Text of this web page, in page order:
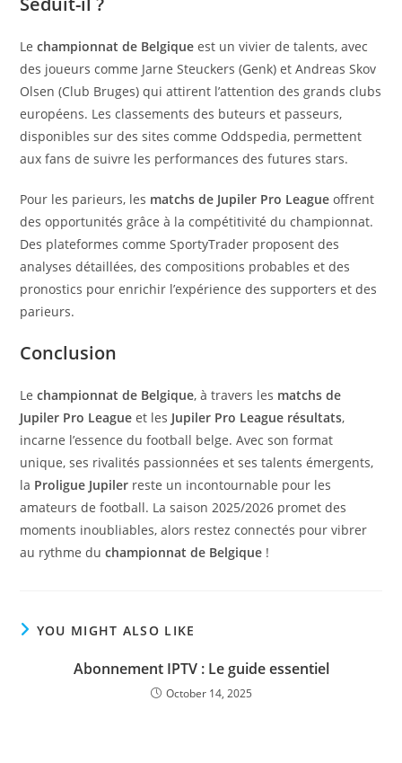
Lechampionnat de Belgique est un vivier de talents, avec
des joueurs comme Jarne Steuckers (Genk) et Andreas Skov
Olsen (Club Bruges) qui attirent l’attention des grands clubs
européens. Les classements des buteurs et passeurs,
disponibles sur des sites comme Oddspedia, permettent
aux fans de suivre les performances des futures stars.
Pour les parieurs, les matchs de Jupiler Pro League offrent
des opportunités grâce à la compétitivité du championnat.
Des plateformes comme SportyTrader proposent des
analyses détaillées, des compositions probables et des
pronostics pour enrichir l’expérience des supporters et des
parieurs.
Conclusion
Lechampionnat de Belgique, à travers les matchs de
Jupiler Pro League et les Jupiler Pro League résultats,
incarne l’essence du football belge. Avec son format
unique, ses rivalités passionnées et ses talents émergents,
la Proligue Jupiler reste un incontournable pour les
amateurs de football. La saison 2025/2026 promet des
moments inoubliables, alors restez connectés pour vibrer
au rythme duchampionnat de Belgique !
YOU MIGHT ALSO LIKE
Abonnement IPTV : Le guide essentiel
October 14, 2025